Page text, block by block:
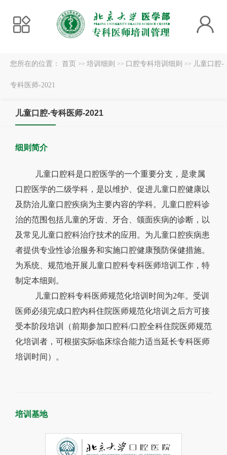
您所在的位置： 首页 >> 培训细则 >> 口腔专科培训细则 >> 儿童口腔-
专科医师-2021
儿童口腔-专科医师-2021
细则简介
儿童口腔科是口腔医学的一个重要分支，是隶属
口腔医学的二级学科，是以维护 促进 儿童口腔健康以
及防治 儿童口腔疾病为主要内容的学科。 儿童口腔科诊
治的范围包括 儿童的牙齿、牙合、颌面疾病的诊断，以
及常见儿童口腔科治疗技术的应用。 为儿童口腔疾病患
者提供专业性诊治服务和实施口腔健康预防保健措施。
为系统、规范地开展儿童口腔科专科医师培训工作，特
制定本细则。
儿童口腔科专科医师规范化培训时间为2年。受训
医师必须完成口腔内科住院医师规范化培训之后方可接
受本阶段培训（前期参加口腔科/口腔全科住院医师规范
化培训者，可根据实际临床综合能力适当延长专科医师
培训 时间 ）。
培训基地